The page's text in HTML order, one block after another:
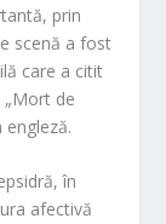
prin
scenă a fost
care a citit
de
engleză.
în
afectivă